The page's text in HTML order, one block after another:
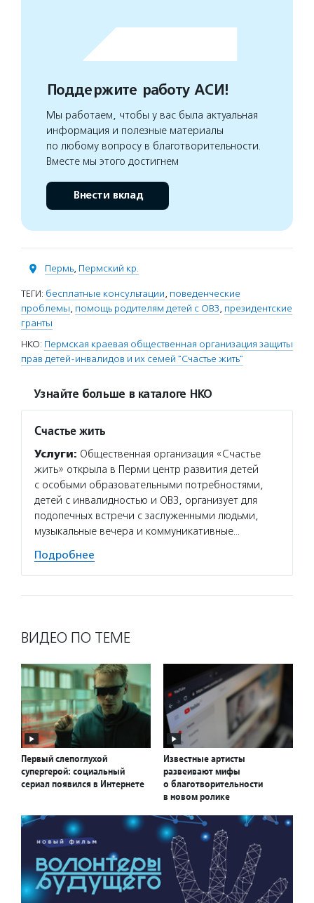
Поддержите работу АСИ!
Мы работаем, чтобы у вас была актуальная
информация и полезные материалы
по любому вопросу в благотворительности.
Вместе мы этого достигнем
Внести вклад
Пермь, Пермский кр.
ТЕГИ: бесплатные консультации, поведенческие
проблемы, помощь родителям детей с ОВЗ, президентские
гранты
НКО: Пермская краевая общественная организация защиты
прав детей-инвалидов и их семей "Счастье жить"
Узнайте больше в каталоге НКО
Счастье жить
Услуги: Общественная организация «Счастье
жить» открыла в Перми центр развития детей
с особыми образовательными потребностями,
детей с инвалидностью и ОВЗ, организует для
подопечных встречи с заслуженными людьми,
музыкальные вечера и коммуникативные…
Подробнее
ВИДЕО ПО ТЕМЕ
Первый слепоглухой
супергерой: социальный
сериал появился в Интернете
Известные артисты
развеивают мифы
о благотворительности
в новом ролике